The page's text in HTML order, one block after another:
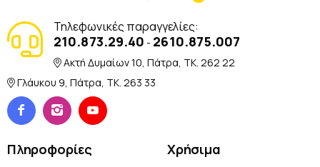
Τηλεφωνικές παραγγελίες:
210.873.29.40 - 2610.875.007
Ακτή Δυμαίων 10, Πάτρα, TK. 262 22
Γλάυκου 9, Πάτρα, TK. 263 33
Πληροφορίες Χρήσιμα